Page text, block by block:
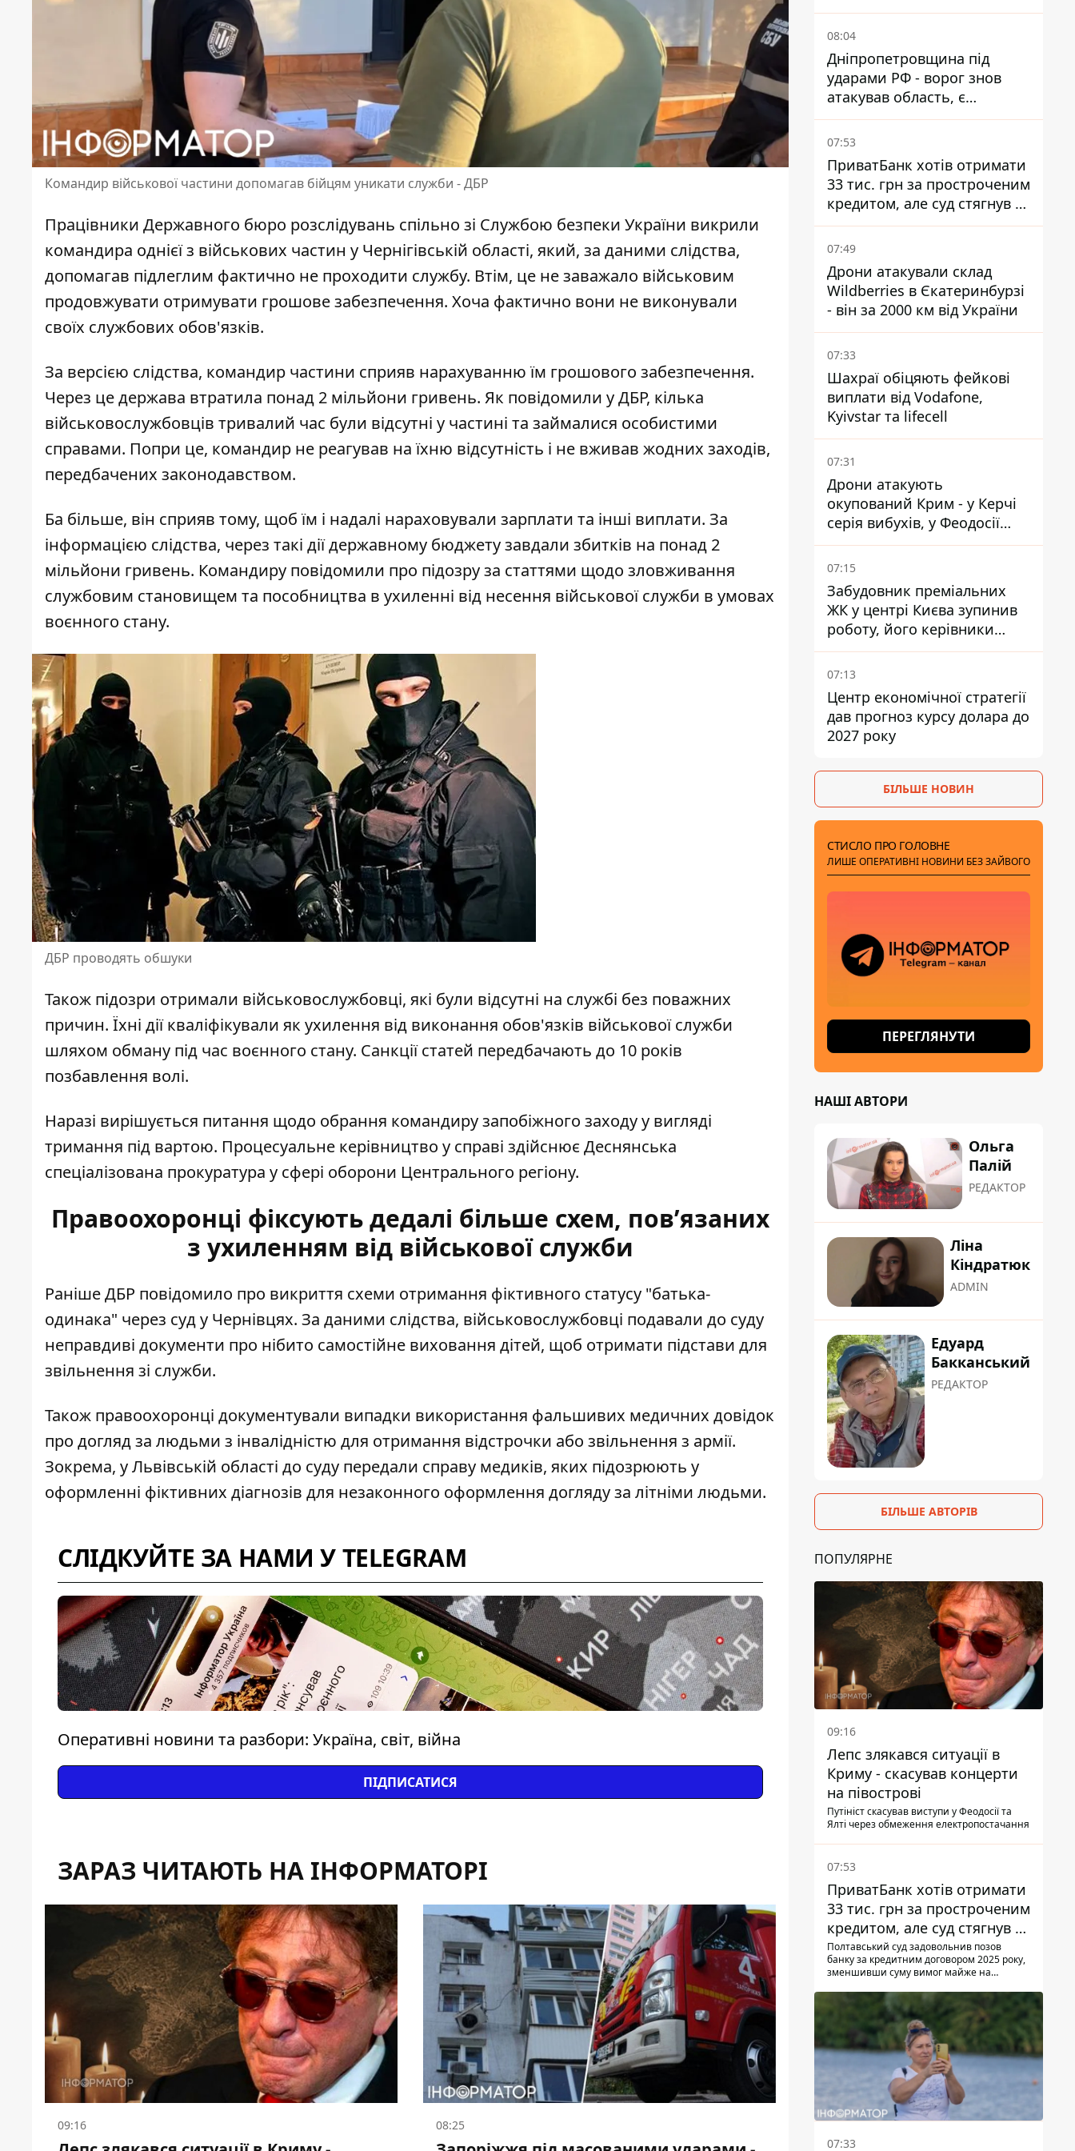
Командир військової частини допомагав бійцям уникати служби - ДБР
Працівники Державного бюро розслідувань спільно зі Службою безпеки України викрили
командира однієї з військових частин у Чернігівській області, який, за даними слідства,
допомагав підлеглим фактично не проходити службу. Втім, це не заважало військовим
продовжувати отримувати грошове забезпечення. Хоча фактично вони не виконували
своїх службових обов'язків.
За версією слідства, командир частини сприяв нарахуванню їм грошового забезпечення.
Через це держава втратила понад 2 мільйони гривень. Як повідомили у ДБР, кілька
військовослужбовців тривалий час були відсутні у частині та займалися особистими
справами. Попри це, командир не реагував на їхню відсутність і не вживав жодних заходів,
передбачених законодавством.
Ба більше, він сприяв тому, щоб їм і надалі нараховували зарплати та інші виплати. За
інформацією слідства, через такі дії державному бюджету завдали збитків на понад 2
мільйони гривень. Командиру повідомили про підозру за статтями щодо зловживання
службовим становищем та пособництва в ухиленні від несення військової служби в умовах
воєнного стану.
ДБР проводять обшуки
Також підозри отримали військовослужбовці, які були відсутні на службі без поважних
причин. Їхні дії кваліфікували як ухилення від виконання обов'язків військової служби
шляхом обману під час воєнного стану. Санкції статей передбачають до 10 років
позбавлення волі.
Наразі вирішується питання щодо обрання командиру запобіжного заходу у вигляді
тримання під вартою. Процесуальне керівництво у справі здійснює Деснянська
спеціалізована прокуратура у сфері оборони Центрального регіону.
Правоохоронці фіксують дедалі більше схем, пов’язаних
з ухиленням від військової служби
Раніше ДБР повідомило про викриття схеми отримання фіктивного статусу "батька-
одинака" через суд у Чернівцях. За даними слідства, військовослужбовці подавали до суду
неправдиві документи про нібито самостійне виховання дітей, щоб отримати підстави для
звільнення зі служби.
Також правоохоронці документували випадки використання фальшивих медичних довідок
про догляд за людьми з інвалідністю для отримання відстрочки або звільнення з армії.
Зокрема, у Львівській області до суду передали справу медиків, яких підозрюють у
оформленні фіктивних діагнозів для незаконного оформлення догляду за літніми людьми.
СЛІДКУЙТЕ ЗА НАМИ У TELEGRAM
Оперативні новини та разбори: Україна, світ, війна
ПІДПИСАТИСЯ
ЗАРАЗ ЧИТАЮТЬ НА ІНФОРМАТОРІ
09:16 08:25
атак
08:04
Дніпропетровщина під
ударами РФ - ворог знов
атакував область, є
руйнування та пожежі
07:53
ПриватБанк хотів отримати
33 тис. грн за простроченим
кредитом, але суд стягнув з
боржниці лише 22 тис. грн
07:49
Дрони атакували склад
Wildberries в Єкатеринбурзі
- він за 2000 км від України
07:33
Шахраї обіцяють фейкові
виплати від Vodafone,
Kyivstar та lifecell
07:31
Дрони атакують
окупований Крим - у Керчі
серія вибухів, у Феодосії
пожежа
07:15
Забудовник преміальних
ЖК у центрі Києва зупинив
роботу, його керівники
втекли з України - Bihus.info
07:13
Центр економічної стратегії
дав прогноз курсу долара до
2027 року
БІЛЬШЕ НОВИН
СТИСЛО ПРО ГОЛОВНЕ
ЛИШЕ ОПЕРАТИВНІ НОВИНИ БЕЗ ЗАЙВОГО
ПЕРЕГЛЯНУТИ
НАШІ АВТОРИ
Ольга
Палій
РЕДАКТОР
Ліна
Кіндратюк
ADMIN
Едуард
Бакканський
РЕДАКТОР
БІЛЬШЕ АВТОРІВ
ПОПУЛЯРНЕ
09:16
Лепс злякався ситуації в
Криму - скасував концерти
на півострові
Путініст скасував виступи у Феодосії та
Ялті через обмеження електропостачання
07:53
ПриватБанк хотів отримати
33 тис. грн за простроченим
кредитом, але суд стягнув з
боржниці лише 22 тис. грн
Полтавський суд задовольнив позов
банку за кредитним договором 2025 року,
зменшивши суму вимог майже на
07:33